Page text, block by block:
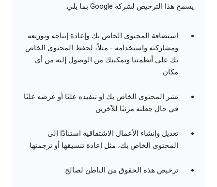
يسمح هذا الترخيص لشركة Google بما يلي:
استضافة المحتوى الخاص بك وإعادة إنتاجه وتوزيعه
ومشاركته واستخدامه - مثلاً، لحفظ المحتوى الخاص
بك على أنظمتنا وتمكينك من الوصول إليه من أي
مكان
نشر المحتوى الخاص بك أو تنفيذه علنًا أو عرضه علنًا
في حال جعلته مرئيًا للآخرين
تعديل وإنشاء الأعمال الاشتقاقية استنادًا إلى
المحتوى الخاص بك، مثل إعادة تنسيقها أو ترجمتها
ترخيص هذه الحقوق من الباطن لصالح: